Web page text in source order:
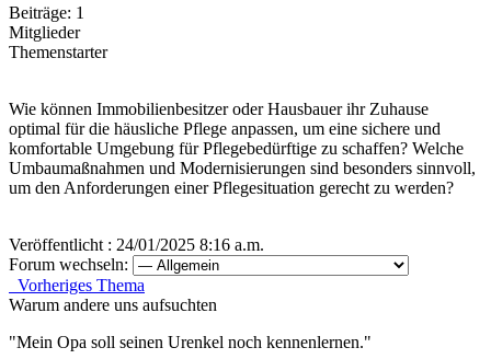
Beiträge: 1
Mitglieder
Themenstarter
Wie können Immobilienbesitzer oder Hausbauer ihr Zuhause
optimal für die häusliche Pflege anpassen, um eine sichere und
komfortable Umgebung für Pflegebedürftige zu schaffen? Welche
Umbaumaßnahmen und Modernisierungen sind besonders sinnvoll,
um den Anforderungen einer Pflegesituation gerecht zu werden?
Veröffentlicht : 24/01/2025 8:16 a.m.
Forum wechseln:
Vorheriges Thema
Warum andere uns aufsuchten
"Mein Opa soll seinen Urenkel noch kennenlernen."